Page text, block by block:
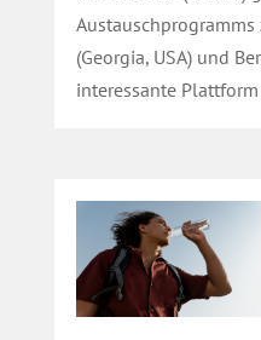
(Georgia, USA) und
interessante Plattform